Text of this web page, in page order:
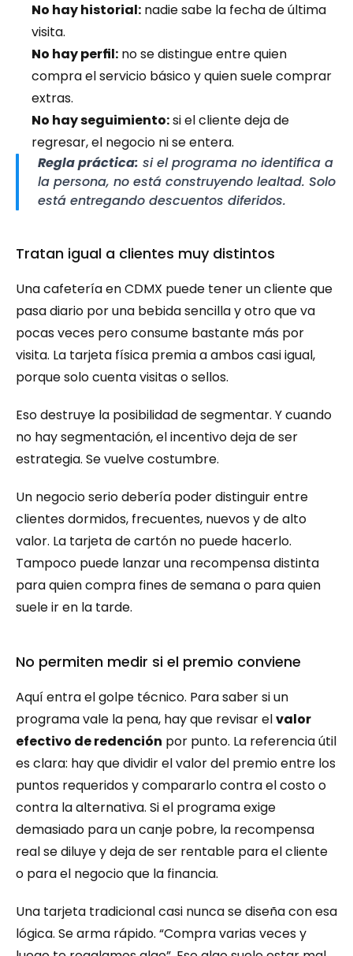
No hay historial: nadie sabe la fecha de última
visita.
No hay perfil: no se distingue entre quien
compra el servicio básico y quien suele comprar
extras.
No hay seguimiento: si el cliente deja de
regresar, el negocio ni se entera.
Regla práctica: si el programa no identifica a
la persona, no está construyendo lealtad. Solo
está entregando descuentos diferidos.
Tratan igual a clientes muy distintos
Una cafetería en CDMX puede tener un cliente que
pasa diario por una bebida sencilla y otro que va
pocas veces pero consume bastante más por
visita. La tarjeta física premia a ambos casi igual,
porque solo cuenta visitas o sellos.
Eso destruye la posibilidad de segmentar. Y cuando
no hay segmentación, el incentivo deja de ser
estrategia. Se vuelve costumbre.
Un negocio serio debería poder distinguir entre
clientes dormidos, frecuentes, nuevos y de alto
valor. La tarjeta de cartón no puede hacerlo.
Tampoco puede lanzar una recompensa distinta
para quien compra fines de semana o para quien
suele ir en la tarde.
No permiten medir si el premio conviene
Aquí entra el golpe técnico. Para saber si un
programa vale la pena, hay que revisar el valor
efectivo de redención por punto. La referencia útil
es clara: hay que dividir el valor del premio entre los
puntos requeridos y compararlo contra el costo o
contra la alternativa. Si el programa exige
demasiado para un canje pobre, la recompensa
real se diluye y deja de ser rentable para el cliente
o para el negocio que la financia.
Una tarjeta tradicional casi nunca se diseña con esa
lógica. Se arma rápido. “Compra varias veces y